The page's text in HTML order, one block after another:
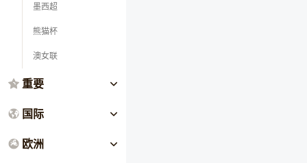
墨西超
熊猫杯
澳女联
重要
国际
欧洲